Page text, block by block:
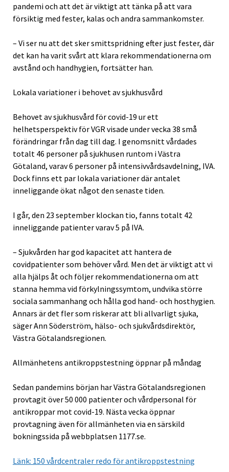
pandemi och att det är viktigt att tänka på att vara
försiktig med fester, kalas och andra sammankomster.
– Vi ser nu att det sker smittspridning efter just fester, där
det kan ha varit svårt att klara rekommendationerna om
avstånd och handhygien, fortsätter han.
Lokala variationer i behovet av sjukhusvård
Behovet av sjukhusvård för covid-19 ur ett
helhetsperspektiv för VGR visade under vecka 38 små
förändringar från dag till dag. I genomsnitt vårdades
totalt 46 personer på sjukhusen runtom i Västra
Götaland, varav 6 personer på intensivvårdsavdelning, IVA.
Dock finns ett par lokala variationer där antalet
inneliggande ökat något den senaste tiden.
I går, den 23 september klockan tio, fanns totalt 42
inneliggande patienter varav 5 på IVA.
– Sjukvården har god kapacitet att hantera de
covidpatienter som behöver vård. Men det är viktigt att vi
alla hjälps åt och följer rekommendationerna om att
stanna hemma vid förkylningssymtom, undvika större
sociala sammanhang och hålla god hand- och hosthygien.
Annars är det fler som riskerar att bli allvarligt sjuka,
säger Ann Söderström, hälso- och sjukvårdsdirektör,
Västra Götalandsregionen.
Allmänhetens antikroppstestning öppnar på måndag
Sedan pandemins början har Västra Götalandsregionen
provtagit över 50 000 patienter och vårdpersonal för
antikroppar mot covid-19. Nästa vecka öppnar
provtagning även för allmänheten via en särskild
bokningssida på webbplatsen 1177.se.
Länk: 150 vårdcentraler redo för antikroppstestning